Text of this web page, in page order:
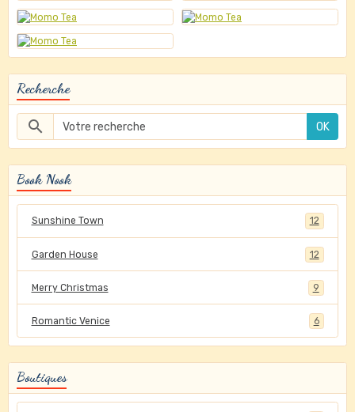
Recherche
OK
Book Nook
Sunshine Town 12
Garden House 12
Merry Christmas 9
Romantic Venice 6
Boutiques